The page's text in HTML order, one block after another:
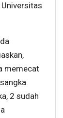
memecat
2 sudah